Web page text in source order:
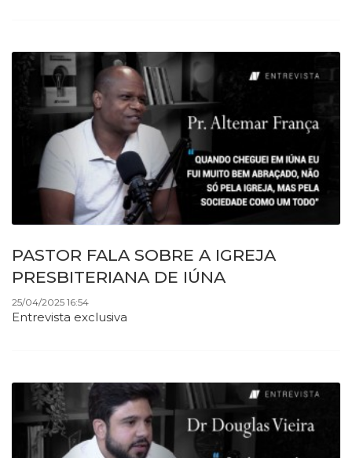
PASTOR FALA SOBRE A IGREJA
PRESBITERIANA DE IÚNA
25/04/2025 16:54
Entrevista exclusiva